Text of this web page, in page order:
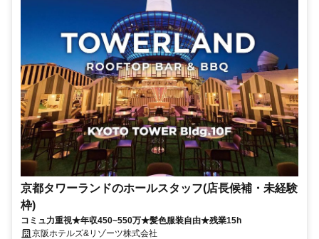
京都タワーランドのホールスタッフ(店長候補・未経験
枠)
コミュ力重視★年収450~550万★髪色服装自由★残業15h
京阪ホテルズ&リゾーツ株式会社